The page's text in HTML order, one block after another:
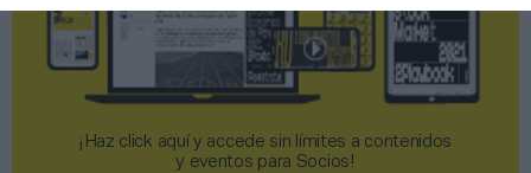
¡Haz click aquí y accede sin límites a contenidos
y eventos para Socios!​​​​​​​